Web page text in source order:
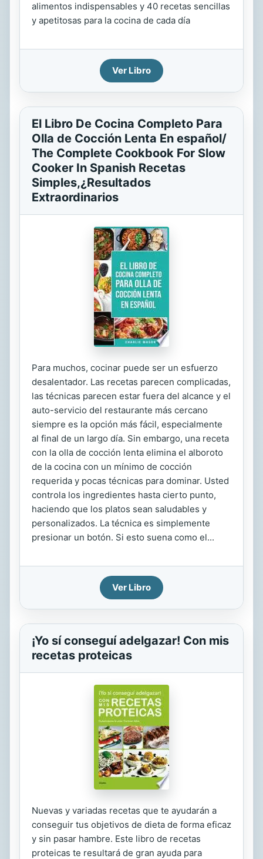
alimentos indispensables y 40 recetas sencillas
y apetitosas para la cocina de cada día
Ver Libro
El Libro De Cocina Completo Para
Olla de Cocción Lenta En español/
The Complete Cookbook For Slow
Cooker In Spanish Recetas
Simples,¿Resultados
Extraordinarios
Para muchos, cocinar puede ser un esfuerzo
desalentador. Las recetas parecen complicadas,
las técnicas parecen estar fuera del alcance y el
auto-servicio del restaurante más cercano
siempre es la opción más fácil, especialmente
al final de un largo día. Sin embargo, una receta
con la olla de cocción lenta elimina el alboroto
de la cocina con un mínimo de cocción
requerida y pocas técnicas para dominar. Usted
controla los ingredientes hasta cierto punto,
haciendo que los platos sean saludables y
personalizados. La técnica es simplemente
presionar un botón. Si esto suena como el...
Ver Libro
¡Yo sí conseguí adelgazar! Con mis
recetas proteicas
Nuevas y variadas recetas que te ayudarán a
conseguir tus objetivos de dieta de forma eficaz
y sin pasar hambre. Este libro de recetas
proteicas te resultará de gran ayuda para